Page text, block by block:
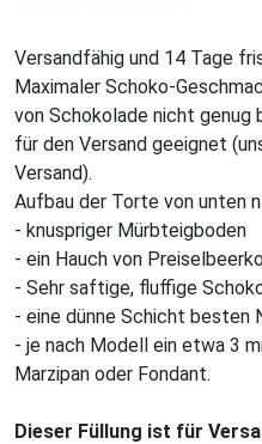
Versandfähig und 14 Tage
Maximaler Schoko-
von Schokolade nicht genug
für den Versand geeignet
Versand).
Aufbau der Torte von unten
- knuspriger Mürbteigboden
- ein Hauch von
- Sehr saftige, fluffige
- eine dünne Schicht besten
- je nach Modell ein etwa 3
Marzipan oder Fondant.
Dieser Füllung ist für